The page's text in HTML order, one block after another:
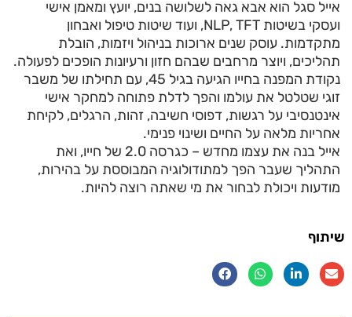
אייל סגל הוא אבא גאה לשלושה בנים, יועץ ומאמן אישי
ועסקי בשיטות NLP, TFT, ועוד שיטות טיפול ואבחון
מתקדמות. עוסק שנים ארוכות בניהול ויזמות, הובלת
תהליכים, ויוצר מרחבים שבהם חזון ורעיונות הופכים לפעולה.
נקודת המפנה בחייו הגיעה בגיל 45, עם תחילתו של משבר
זוגי שטלטל את עולמו והפך לדלת פתוחה למחקר אישי
אינטנסיבי על רגשות, דפוסי חשיבה, זהות, הרגלים, לקיחת
אחריות מלאה על החיים ושינוי פנימי.
אייל בנה את עצמו מחדש – כגרסה 2.0 של חייו, ואת
התהליך שעבר הפך למתודולוגיה המבוססת על בהירות,
מודעות ויכולת לבחור את מי שאתה רוצה להיות.
שיתוף